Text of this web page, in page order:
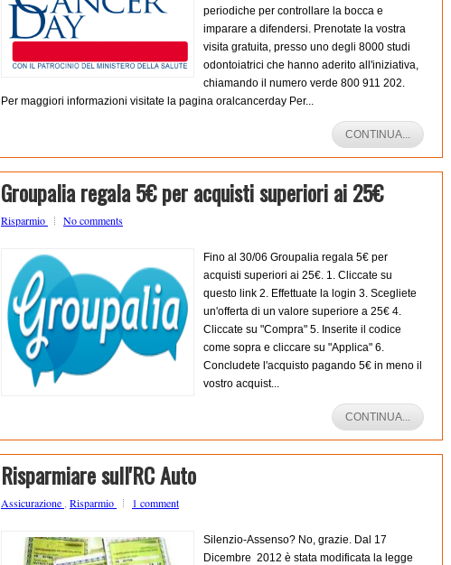
periodiche per controllare la bocca e
imparare a difendersi. Prenotate la vostra
visita gratuita, presso uno degli 8000 studi
odontoiatrici che hanno aderito all'iniziativa,
chiamando il numero verde 800 911 202.
Per maggiori informazioni visitate la pagina oralcancerday Per...
CONTINUA...
Groupalia regala 5€ per acquisti superiori ai 25€
Risparmio No comments
Fino al 30/06 Groupalia regala 5€ per
acquisti superiori ai 25€. 1. Cliccate su
questo link 2. Effettuate la login 3. Scegliete
un'offerta di un valore superiore a 25€ 4.
Cliccate su "Compra" 5. Inserite il codice
come sopra e cliccare su "Applica" 6.
Concludete l'acquisto pagando 5€ in meno il
vostro acquist...
CONTINUA...
Risparmiare sull'RC Auto
Assicurazione Risparmio 1 comment
Silenzio-Assenso? No, grazie. Dal 17
Dicembre 2012 è stata modificata la legge